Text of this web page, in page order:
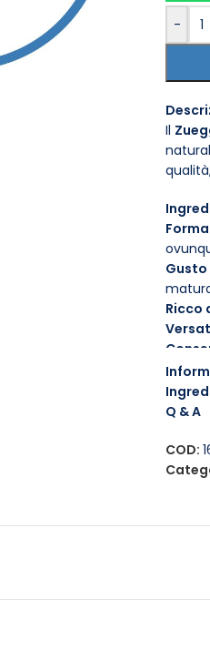
-
Il
Ricco
Per
un
Q & A
COD: